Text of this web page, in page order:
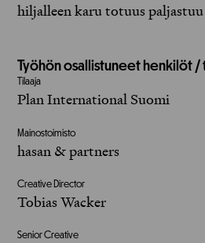
hiljalleen karu totuus
Työhön osallistuneet henkilöt /
Tilaaja
Plan International Suomi
Mainostoimisto
hasan & partners
Creative Director
Tobias Wacker
Senior Creative